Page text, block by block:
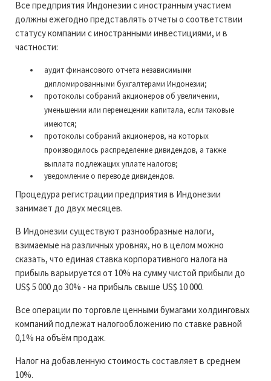
Все предприятия Индонезии с иностранным участием
должны ежегодно представлять отчеты о соответствии
статусу компании с иностранными инвестициями, и в
частности:
аудит финансового отчета независимыми
дипломированными бухгалтерами Индонезии;
протоколы собраний акционеров об увеличении,
уменьшении или перемещении капитала, если таковые
имеются;
протоколы собраний акционеров, на которых
производилось распределение дивидендов, а также
выплата подлежащих уплате налогов;
уведомление о переводе дивидендов.
Процедура регистрации предприятия в Индонезии
занимает до двух месяцев.
В Индонезии существуют разнообразные налоги,
взимаемые на различных уровнях, но в целом можно
сказать, что единая ставка корпоративного налога на
прибыль варьируется от 10% на сумму чистой прибыли до
US$ 5 000 до 30% - на прибыль свыше US$ 10 000.
Все операции по торговле ценными бумагами холдинговых
компаний подлежат налогообложению по ставке равной
0,1% на объём продаж.
Налог на добавленную стоимость составляет в среднем
10%.